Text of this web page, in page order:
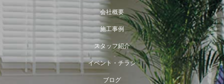
会社概要
施工事例
スタッフ紹介
イベント・チラシ
ブログ